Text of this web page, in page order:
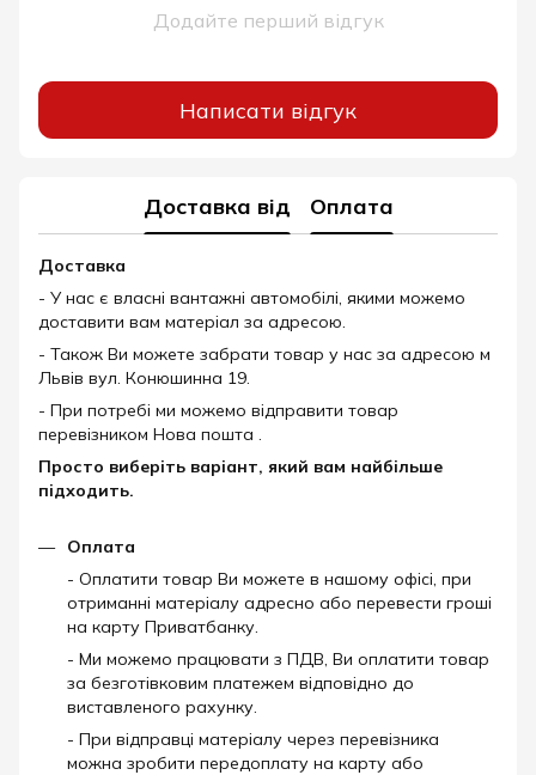
Додайте перший відгук
Написати відгук
Доставка від Оплата
Доставка
- У нас є власні вантажні автомобілі, якими можемо
доставити вам матеріал за адресою.
- Також Ви можете забрати товар у нас за адресою м
Львів вул. Конюшинна 19.
- При потребі ми можемо відправити товар
перевізником Нова пошта .
Просто виберіть варіант, який вам найбільше
підходить.
Оплата
- Оплатити товар Ви можете в нашому офісі, при
отриманні матеріалу адресно або перевести гроші
на карту Приватбанку.
- Ми можемо працювати з ПДВ, Ви оплатити товар
за безготівковим платежем відповідно до
виставленого рахунку.
- При відправці матеріалу через перевізника
можна зробити передоплату на карту або